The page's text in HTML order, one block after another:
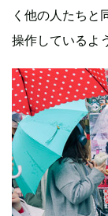
く他の人たちと
操作しているよ